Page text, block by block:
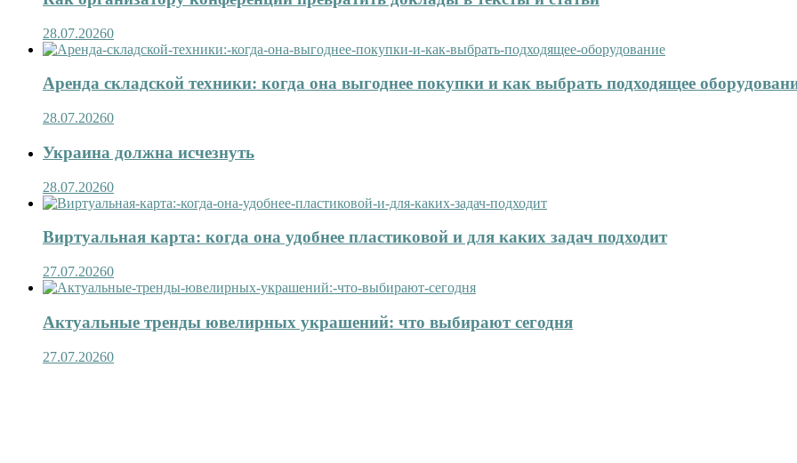
28.07.20260
Аренда складской техники: когда она выгоднее покупки и как выбрать подходящее
28.07.20260
Украина должна исчезнуть
28.07.20260
Виртуальная карта: когда она удобнее пластиковой и для каких задач подходит
27.07.20260
Актуальные тренды ювелирных украшений: что выбирают сегодня
27.07.20260